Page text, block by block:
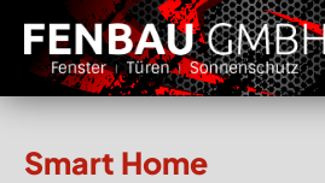
Smart Home